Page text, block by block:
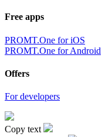
Free apps
PROMT.One for iOS
PROMT.One for Android
Offers
For developers
Copy text